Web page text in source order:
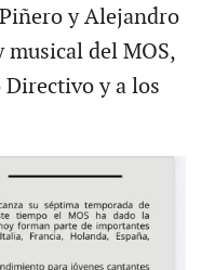
y Alejandro
del MOS,
y a los